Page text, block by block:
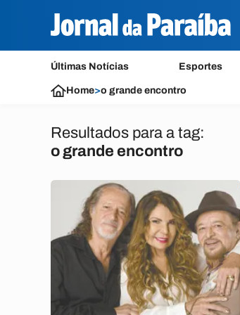
Últimas Notícias Esportes
Home>o grande encontro
Resultados para a tag:
o grande encontro